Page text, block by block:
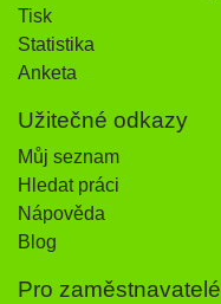
Tisk
Statistika
Anketa
Užitečné odkazy
Můj seznam
Hledat práci
Nápověda
Blog
Pro zaměstnavatelé